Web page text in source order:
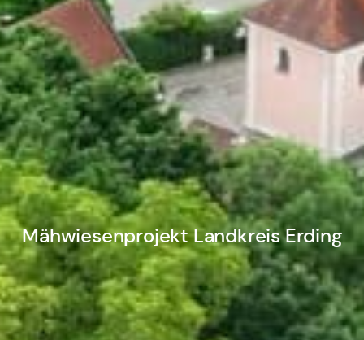
Mähwiesenprojekt Landkreis Erding